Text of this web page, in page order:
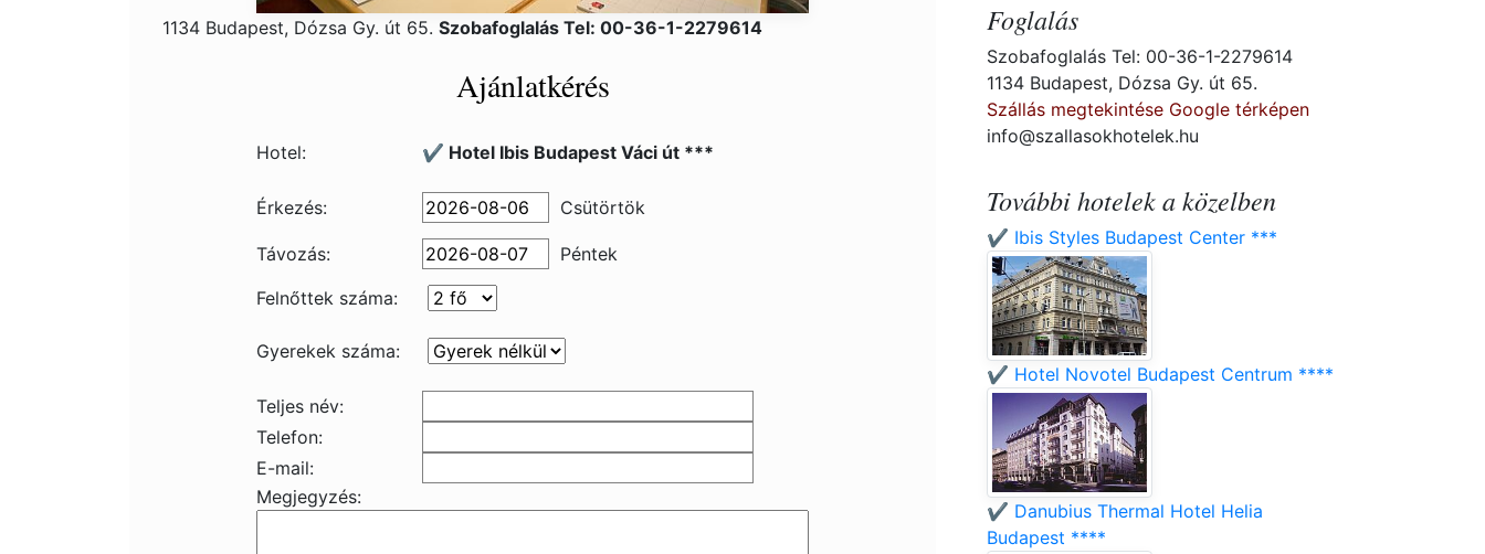
1134 Budapest, Dózsa Gy. út 65. Szobafoglalás Tel: 00-36-1-2279614
Ajánlatkérés
Hotel: ✔️ Hotel Ibis Budapest Váci út ***
Érkezés: Csütörtök
Távozás:
Péntek
Felnőttek száma:
Gyerekek száma:
Teljes név:
Telefon:
E-mail:
Megjegyzés:
Foglalás
Szobafoglalás Tel: 00-36-1-2279614
1134 Budapest, Dózsa Gy. út 65.
Szállás megtekintése Google térképen
info@szallasokhotelek.hu
További hotelek a közelben
✔️ Ibis Styles Budapest Center ***
✔️ Hotel Novotel Budapest Centrum ****
✔️ Danubius Thermal Hotel Helia
Budapest ****